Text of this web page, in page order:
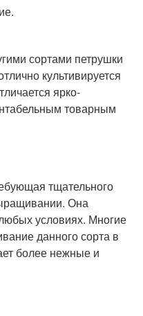
сортами петрушки
культивируется
ярко-
товарным
тщательного
Она
условиях. Многие
данного сорта в
более нежные и